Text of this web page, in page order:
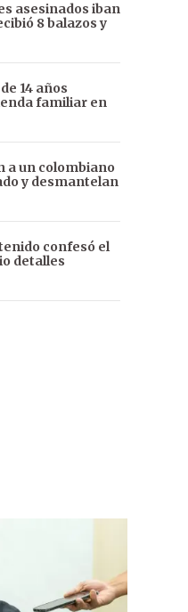
asesinados iban
8 balazos y
14 años
familiar en
a un colombiano
y desmantelan
confesó el
detalles